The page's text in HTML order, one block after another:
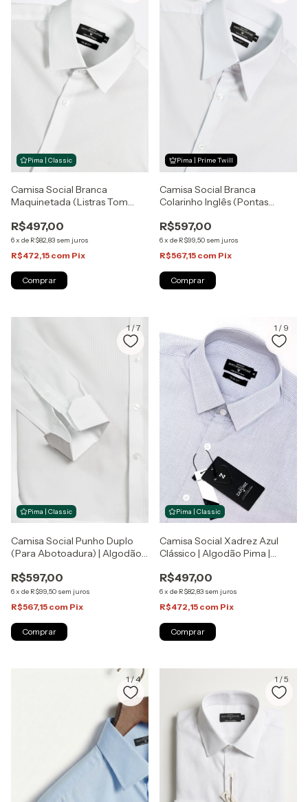
Pima | Classic
Camisa Social Branca
Maquinetada (Listras Tom
Sartoria Zapone
R$497,00
6x de R$82,83 sem juros
R$472,15 com Pix
Comprar
Pima | Prime Twill
Camisa Social Branca
Colarinho Inglês (Pontas
Sartoria Zapone
R$597,00
6x de R$99,50 sem juros
R$567,15 com Pix
Comprar
Pima | Classic
1 /7
Camisa Social Punho Duplo
(Para Abotoadura) | Algodão
R$597,00
6x de R$99,50 sem juros
R$567,15 com Pix
Comprar
Pima | Classic
1 / 9
Camisa Social Xadrez Azul
Clássico | Algodão Pima |
R$497,00
6x de R$82,83 sem juros
R$472,15 com Pix
Comprar
1/4 1 /5